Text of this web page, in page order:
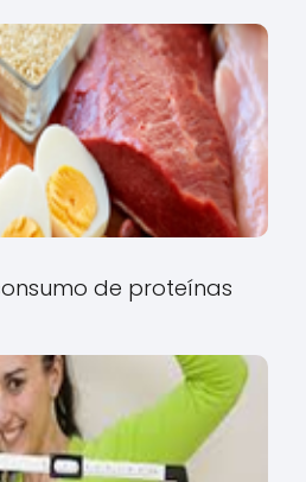
de proteínas